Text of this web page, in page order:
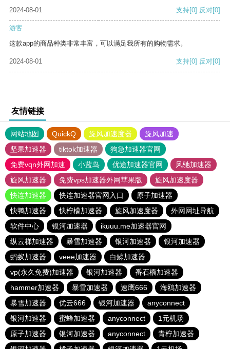
2024-08-01
支持[0] 反对[0]
游客
这款app的商品种类非常丰富，可以满足我所有的购物需求。
2024-08-01 支持[0] 反对[0]
友情链接
网站地图 QuickQ 旋风加速度器
旋风加速
坚果加速器
tiktok加速器
狗急加速器官网
免费vqn外网加速
小蓝鸟 优途加速器官网
风驰加速器
旋风加速器
免费vps加速器外网苹果版
旋风加速度器
快连加速器
快连加速器官网入口
原子加速器
快鸭加速器
快柠檬加速器 旋风加速度器
外网网址导航
软件中心
银河加速器
ikuuu.me加速器官网
纵云梯加速器
暴雪加速器 银河加速器
银河加速器
蚂蚁加速器
veee加速器
白鲸加速器
vp(永久免费)加速器
银河加速器
番石榴加速器
hammer加速器
暴雪加速器 速鹰666
海鸥加速器
暴雪加速器
优云666 银河加速器
anyconnect
银河加速器
蜜蜂加速器 anyconnect
1元机场
原子加速器
银河加速器 anyconnect
青柠加速器